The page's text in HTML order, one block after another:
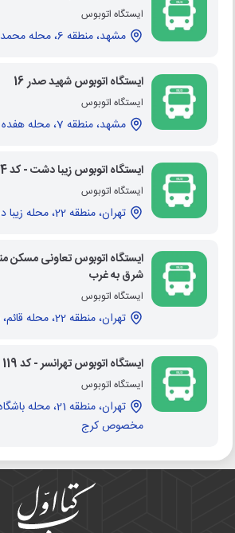
ایستگاه اتوبوس
مشهد، منطقه 6، محله محمد آباد، بلوار مصلی
ایستگاه اتوبوس شهید صدر 16
ایستگاه اتوبوس
مشهد، منطقه 7، محله هفده شهریور، بلوار صدر
ایستگاه اتوبوس زیبا دشت - کد 64 - جنوب به شمال
ایستگاه اتوبوس
تهران، منطقه 22، محله زیبا دشت، بلوار دهکده
شرق به غرب
ایستگاه اتوبوس
تهران، منطقه 22، محله قائم، بزرگراه همت
ایستگاه اتوبوس تهرانسر - کد 119 - شرق به غرب
ایستگاه اتوبوس
تهران، منطقه 21،
مخصوص کرج